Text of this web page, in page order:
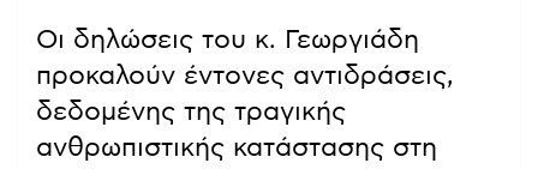
Οι δηλώσεις του κ. Γεωργιάδη
προκαλούν έντονες αντιδράσεις,
δεδομένης της τραγικής
ανθρωπιστικής κατάστασης στη